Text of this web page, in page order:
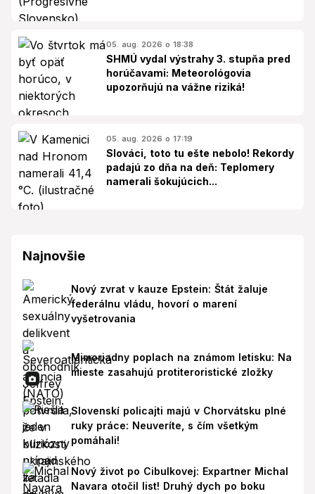
05. aug. 2026 o 18:38
SHMÚ vydal výstrahy 3. stupňa pred
horúčavami: Meteorológovia
upozorňujú na vážne riziká!
05. aug. 2026 o 17:19
Slováci, toto tu ešte nebolo! Rekordy
padajú zo dňa na deň: Teplomery
namerali šokujúcich...
Najnovšie
Nový zvrat v kauze Epstein: Štát žaluje
federálnu vládu, hovorí o marení
vyšetrovania
Mimoriadny poplach na známom letisku: Na
mieste zasahujú protiteroristické zložky
Slovenskí policajti majú v Chorvátsku plné
ruky práce: Neuveríte, s čím všetkým
pomáhali!
Nový život po Cibulkovej: Expartner Michal
Navara otočil list! Druhý dych po boku